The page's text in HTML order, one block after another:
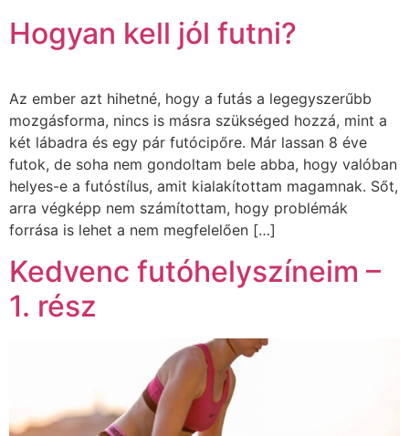
Hogyan kell jól futni?
Az ember azt hihetné, hogy a futás a legegyszerűbb
mozgásforma, nincs is másra szükséged hozzá, mint a
két lábadra és egy pár futócipőre. Már lassan 8 éve
futok, de soha nem gondoltam bele abba, hogy valóban
helyes-e a futóstílus, amit kialakítottam magamnak. Sőt,
arra végképp nem számítottam, hogy problémák
forrása is lehet a nem megfelelően […]
Kedvenc futóhelyszíneim –
1. rész